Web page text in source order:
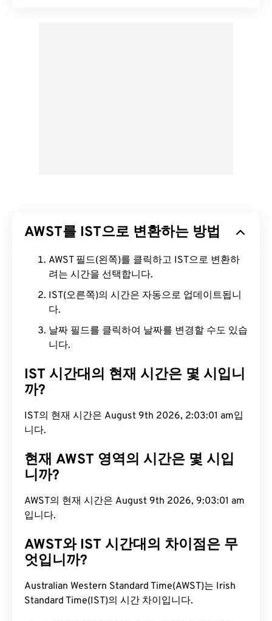
AWST를 IST으로 변환하는 방법
AWST 필드(왼쪽)를 클릭하고 IST으로 변환하
려는 시간을 선택합니다.
IST(오른쪽)의 시간은 자동으로 업데이트됩니
다.
날짜 필드를 클릭하여 날짜를 변경할 수도 있습
니다.
IST 시간대의 현재 시간은 몇 시입니
까?
IST의 현재 시간은 August 9th 2026, 2:03:02 am입
니다.
현재 AWST 영역의 시간은 몇 시입
니까?
AWST의 현재 시간은 August 9th 2026, 9:03:02 am
입니다.
AWST와 IST 시간대의 차이점은 무
엇입니까?
Australian Western Standard Time(AWST)는 Irish
Standard Time(IST)의 시간 차이입니다.